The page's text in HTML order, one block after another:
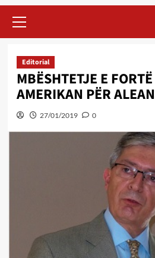
Menu
Editorial
MBËSHTETJE E
AMERIKAN PËR
27/01/2019 0